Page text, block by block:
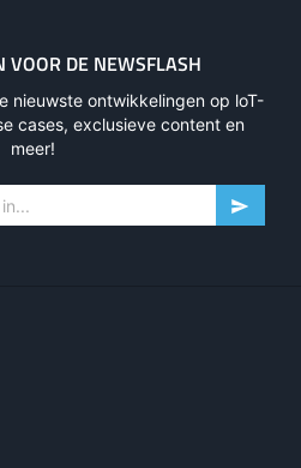
VOOR DE NEWSFLASH
nieuwste ontwikkelingen op loT-
cases, exclusieve content en
meer!